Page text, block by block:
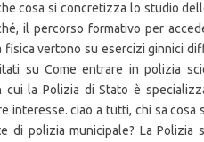
cosa si concretizza lo studio
il percorso formativo per
vertono su esercizi ginnici
su Come entrare in polizia
la Polizia di Stato è
interesse. ciao a tutti, chi sa cosa
di polizia municipale? La